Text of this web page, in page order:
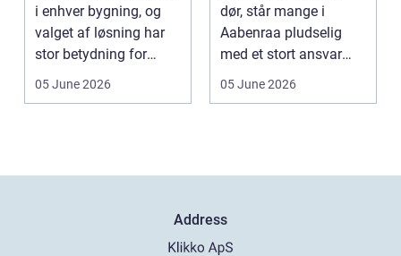
i enhver bygning, og
valget af løsning har
stor betydning for
b&a...
05 June 2026
dør, står mange i
Aabenraa pludselig
med et stort ansvar
midt i sorgen.
05 June 2026
Address